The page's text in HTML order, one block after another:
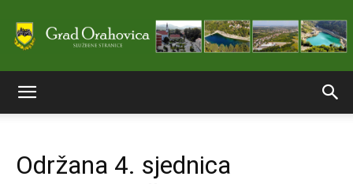
stranice
Održana 4. sjednica